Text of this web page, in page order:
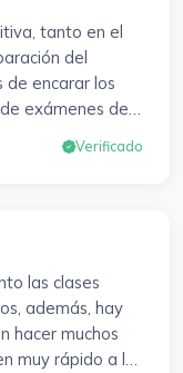
ofrecieron a
preguntas del
y Pablo.
tanto en el
del
de encarar los
exámenes de
experiencia
Verificado
las clases
además, hay
hacer muchos
muy rápido a los